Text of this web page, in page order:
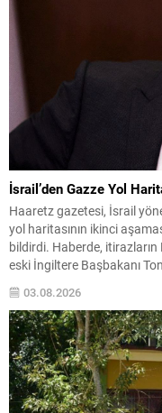
İsrail’den Gazze Yol
Haaretz gazetesi, İsrail
yol haritasının ikinci
bildirdi. Haberde,
eski İngiltere Başbakanı
saldırılarının tamamen
03.08.2026